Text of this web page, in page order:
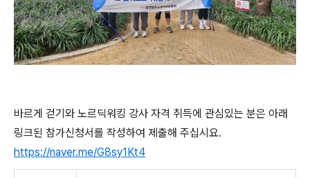
바르게 걷기와 노르딕워킹 강사 자격 취득에 관심있는 분은 아래
링크된 참가신청서를 작성하여 제출해 주십시요.
https://naver.me/G8sy1Kt4